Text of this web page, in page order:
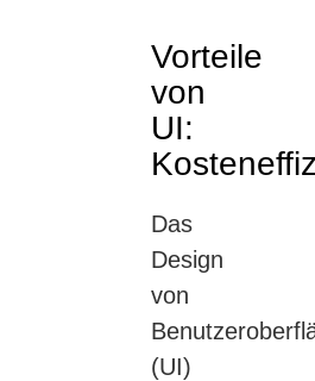
Vorteile
von
UI:
Das
Design
von
(UI)